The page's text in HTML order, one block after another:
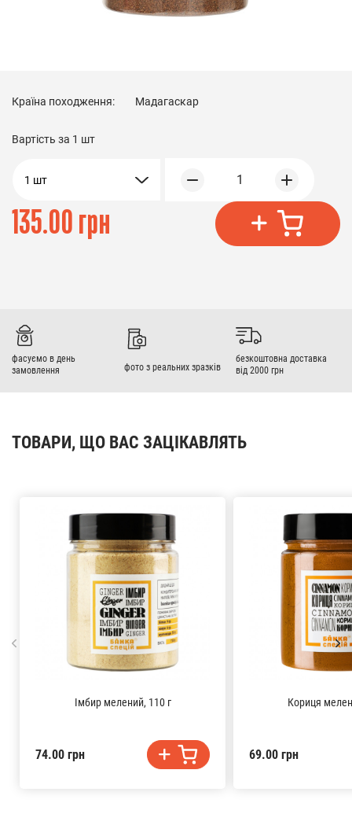
Країна походження: Мадагаскар
Вартість за 1 шт
1 шт 1
135.00 грн
фасуємо в день
замовлення
фото з реальних зразків
безкоштовна доставка
від 2000 грн
ТОВАРИ, ЩО ВАС ЗАЦІКАВЛЯТЬ
Імбир мелений, 110 г
74.00 грн
Кориця
69.00 грн